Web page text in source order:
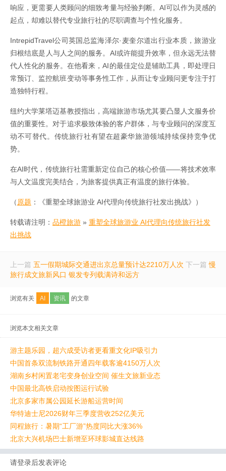
响应，更需要人类顾问的细致考量与经验判断。AI可以作为灵感的
起点，却难以替代专业旅行社的尽职调查与个性化服务。
IntrepidTravel公司英国总监海泽尔·麦奎尔道出行业本质，旅游业
归根结底是人与人之间的服务。AI或许能提升效率，但永远无法替
代人性化的服务。在他看来，AI的最佳定位是辅助工具，即处理日
常预订、监控航班变动等事务性工作，从而让专业顾问更专注于打
造独特行程。
纽约大学莱塔迈基教授指出，高端旅游市场尤其要凸显人文服务价
值的重要性。对于追求极致体验的客户群体，与专业顾问的深度互
动不可替代。传统旅行社有望在超豪华旅游领域持续保持竞争优
势。
在AI时代，传统旅行社需重新定位自己的核心价值——将技术效率
与人文温度完美结合，为旅客提供真正有温度的旅行体验。
（原题 ：《重塑全球旅游业 AI代理向传统旅行社发出挑战》）
转载请注明： 品橙旅游 » 重塑全球旅游业 AI代理向传统旅行社发
出挑战
上一篇 五一假期城际交通进出京总量预计达2210万人次 下一篇慢
旅行成文旅新风口 银发专列载满诗和远方
浏览有关 AI 资讯 的文章
浏览本文相关文章
游主题乐园，超六成受访者更看重文化IP吸引力
中国首条双流制铁路开通四年载客逾4150万人次
湖南乡村闲置老宅变身创业空间 催生文旅新业态
中国最北高铁启动按图运行试验
北京多家市属公园延长游船运营时间
华特迪士尼2026财年三季度营收252亿美元
同程旅行：暑期“工厂游”热度同比大涨36%
北京大兴机场巴士新增至环球影城直达线路
请登录后发表评论